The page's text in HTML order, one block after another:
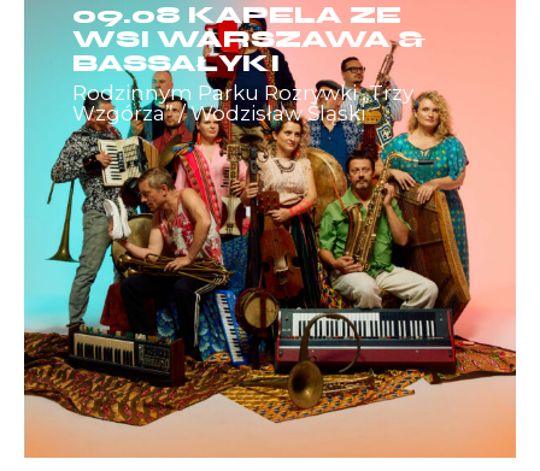
09.08 KAPELA ZE
WSI WARSZAWA &
BASSAŁYKI
Rodzinnym Parku Rozrywki „Trzy
Wzgórza” / Wodzisław Śląski